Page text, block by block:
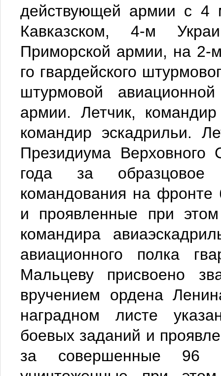
действующей армии с 4
Кавказском, 4-м
Приморской армии, на 2-
го гвардейского
штурмовой
армии. Летчик,
командир эскадрильи.
Президиума
года за образцовое
командования на фронте
и проявленные при
командира
авиационного полка
Мальцеву присвоено
вручением ордена
наградном листе
боевых заданий и
за совершенные 96